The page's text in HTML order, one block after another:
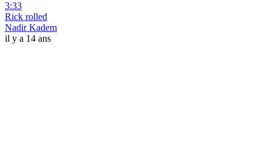
3:33
Rick rolled
Nadir Kadem
il y a 14 ans